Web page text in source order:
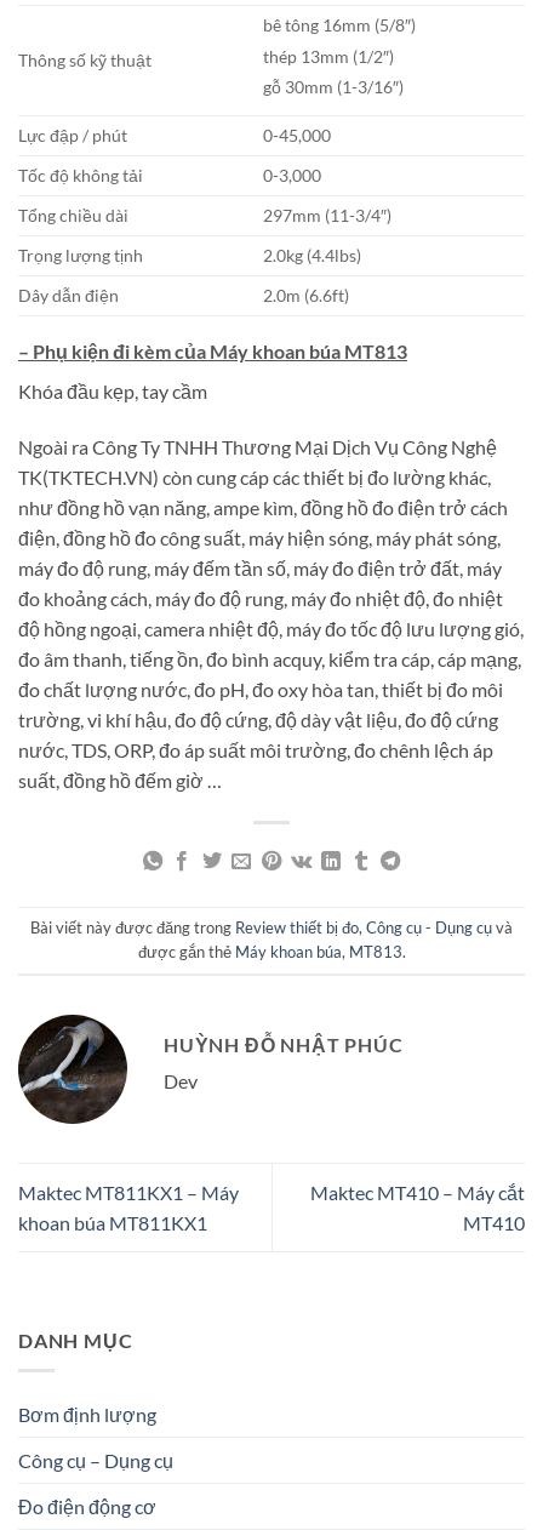
Thông số kỹ thuật
bê tông 16mm (5/8″)
thép 13mm (1/2″)
gỗ 30mm (1-3/16″)
Lực đập / phút
0-45,000
Tốc độ không tải
0-3,000
Tổng chiều dài
297mm (11-3/4″)
Trọng lượng tịnh
2.0kg (4.4lbs)
Dây dẫn điện
2.0m (6.6ft)
– Phụ kiện đi kèm của Máy khoan búa MT813
Khóa đầu kẹp, tay cầm
Ngoài ra Công Ty TNHH Thương Mại Dịch Vụ Công Nghệ
TK(TKTECH.VN) còn cung cáp các thiết bị đo lường khác,
như đồng hồ vạn năng, ampe kìm, đồng hồ đo điện trở cách
điện, đồng hồ đo công suất, máy hiện sóng, máy phát sóng,
máy đo độ rung, máy đếm tần số, máy đo điện trở đất, máy
đo khoảng cách, máy đo độ rung, máy đo nhiệt độ, đo nhiệt
độ hồng ngoại, camera nhiệt độ, máy đo tốc độ lưu lượng gió,
đo âm thanh, tiếng ồn, đo bình acquy, kiểm tra cáp, cáp mạng,
đo chất lượng nước, đo pH, đo oxy hòa tan, thiết bị đo môi
trường, vi khí hậu, đo độ cứng, độ dày vật liệu, đo độ cứng
nước, TDS, ORP, đo áp suất môi trường, đo chênh lệch áp
suất, đồng hồ đếm giờ …
Bài viết này được đăng trong Review thiết bị đo,Công cụ - Dụng cụvà
được gắn thẻ Máy khoan búa, MT813.
HUỲNH ĐỖ NHẬT PHÚC
Dev
Maktec MT811KX1 – Máy
khoan búa MT811KX1
Maktec MT410 – Máy cắt
MT410
DANH MỤC
Bơm định lượng
Công cụ – Dụng cụ
Đo điện động cơ